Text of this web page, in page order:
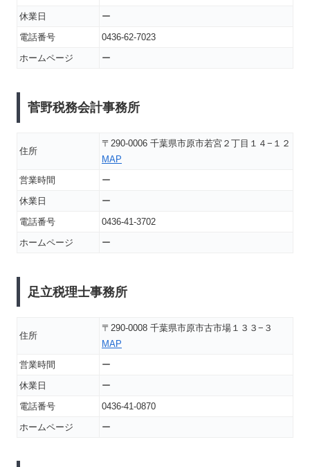
休業日
ー
電話番号
0436-62-7023
ホームページ
ー
菅野税務会計事務所
住所
〒290-0006 千葉県市原市若宮２丁目１４−１２
MAP
営業時間
ー
休業日
ー
電話番号
0436-41-3702
ホームページ
ー
足立税理士事務所
住所
〒290-0008 千葉県市原市古市場１３３−３
MAP
営業時間
ー
休業日
ー
電話番号
0436-41-0870
ホームページ
ー